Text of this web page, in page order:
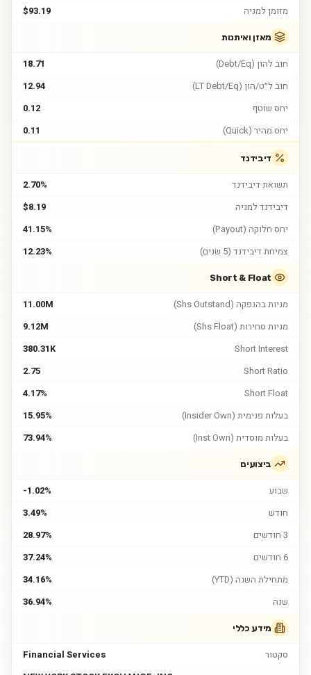
מזומן למניה
$93.19
מאזן ואיתנות
חוב להון (Debt/Eq)
18.71
חוב ל״ט/הון (LT Debt/Eq)
12.94
יחס שוטף
0.12
יחס מהיר (Quick)
0.11
דיבידנד
תשואת דיבידנד
2.70%
דיבידנד למניה
$8.19
יחס חלוקה (Payout)
41.15%
צמיחת דיבידנד (5 שנים)
12.23%
Short & Float
מניות בהנפקה (Shs Outstand)
11.00M
מניות סחירות (Shs Float)
9.12M
Short Interest
380.31K
Short Ratio
2.75
Short Float
4.17%
בעלות פנימית (Insider Own)
15.95%
בעלות מוסדית (Inst Own)
73.94%
ביצועים
שבוע
-1.02%
חודש
3.49%
3 חודשים
28.97%
6 חודשים
37.24%
מתחילת השנה (YTD)
34.16%
שנה
36.94%
מידע כללי
סקטור
Financial Services